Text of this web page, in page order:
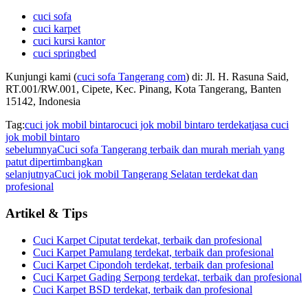
cuci sofa
cuci karpet
cuci kursi kantor
cuci springbed
Kunjungi kami (cuci sofa Tangerang com) di: Jl. H. Rasuna Said,
RT.001/RW.001, Cipete, Kec. Pinang, Kota Tangerang, Banten
15142, Indonesia
Tag:cuci jok mobil bintarocuci jok mobil bintaro terdekatjasa cuci
jok mobil bintaro
sebelumnyaCuci sofa Tangerang terbaik dan murah meriah yang
patut dipertimbangkan
selanjutnyaCuci jok mobil Tangerang Selatan terdekat dan
profesional
Artikel & Tips
Cuci Karpet Ciputat terdekat, terbaik dan profesional
Cuci Karpet Pamulang terdekat, terbaik dan profesional
Cuci Karpet Cipondoh terdekat, terbaik dan profesional
Cuci Karpet Gading Serpong terdekat, terbaik dan profesional
Cuci Karpet BSD terdekat, terbaik dan profesional